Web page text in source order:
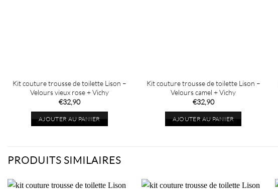
Kit couture trousse de toilette Lison –
Velours vieux rose + Vichy
€32,90
AJOUTER AU PANIER
Kit couture trousse de toilette Lison –
Velours camel + Vichy
€32,90
AJOUTER AU PANIER
PRODUITS SIMILAIRES